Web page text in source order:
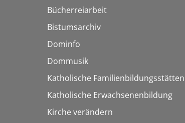
Bücherreiarbeit
Bistumsarchiv
Dominfo
Dommusik
Katholische Familienbildungsstätten
Katholische Erwachsenenbildung
Kirche verändern